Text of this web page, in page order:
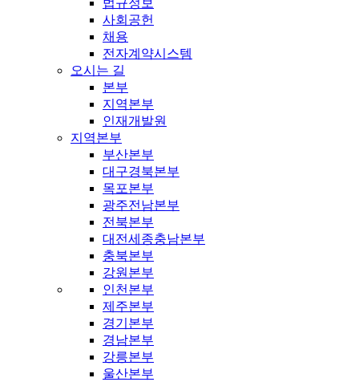
사회공헌
채용
전자계약시스템
오시는 길
본부
지역본부
인재개발원
지역본부
부산본부
대구경북본부
목포본부
광주전남본부
전북본부
대전세종충남본부
충북본부
강원본부
인천본부
제주본부
경기본부
경남본부
강릉본부
울산본부